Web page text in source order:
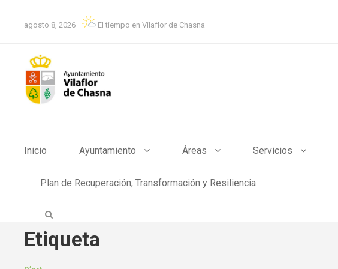
agosto 8, 2026 El tiempo en Vilaflor de Chasna
Inicio Ayuntamiento Áreas Servicios
Plan de Recuperación, Transformación y Resiliencia
Etiqueta